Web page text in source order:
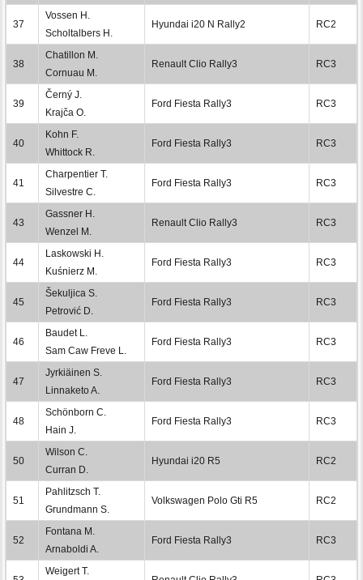
37
Vossen H.
Scholtalbers H.
Hyundai i20 N Rally2 RC2
38
Chatillon M.
Cornuau M.
Renault Clio Rally3 RC3
39
Černý J.
Krajča O.
Ford Fiesta Rally3 RC3
40
Kohn F.
Whittock R.
Ford Fiesta Rally3 RC3
41
Charpentier T.
Silvestre C.
Ford Fiesta Rally3 RC3
43
Gassner H.
Wenzel M.
Renault Clio Rally3 RC3
44
Laskowski H.
Kuśnierz M.
Ford Fiesta Rally3 RC3
45
Šekuljica S.
Petrović D.
Ford Fiesta Rally3 RC3
46
Baudet L.
Sam Caw Freve L.
Ford Fiesta Rally3 RC3
47
Jyrkiäinen S.
Linnaketo A.
Ford Fiesta Rally3 RC3
48
Schönborn C.
Hain J.
Ford Fiesta Rally3 RC3
50
Wilson C.
Curran D.
Hyundai i20 R5 RC2
51
Pahlitzsch T.
Grundmann S.
Volkswagen Polo Gti R5 RC2
52
Fontana M.
Arnaboldi A.
Ford Fiesta Rally3 RC3
Weigert T.